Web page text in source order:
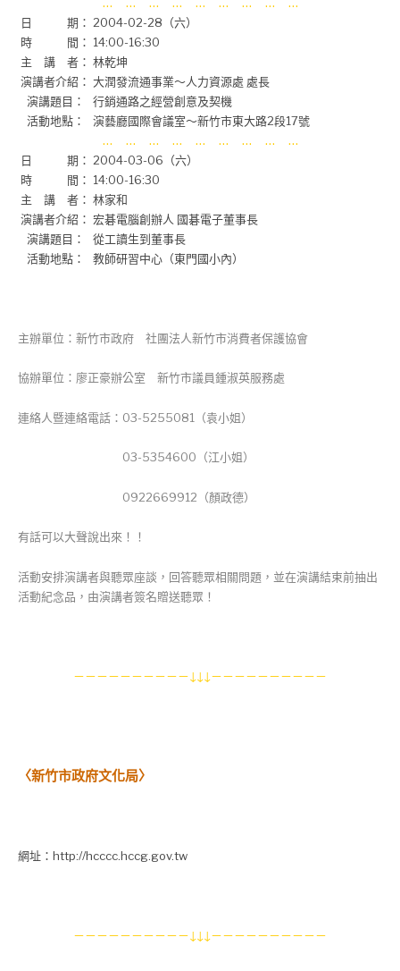
日 期： 2004-02-28（六）
時 間： 14:00-16:30
主 講 者： 林乾坤
演講者介紹： 大潤發流通事業～人力資源處 處長
演講題目：
行銷通路之經營創意及契機
活動地點：
演藝廳國際會議室～新竹市東大路2段17號
… … … … … … … … …
日 期： 2004-03-06（六）
時 間： 14:00-16:30
主 講 者： 林家和
演講者介紹： 宏碁電腦創辦人 國碁電子董事長
演講題目：
從工讀生到董事長
活動地點：
教師研習中心（東門國小內）
主辦單位：新竹市政府 社團法人新竹市消費者保護協會
協辦單位：廖正豪辦公室 新竹市議員鍾淑英服務處
連絡人暨連絡電話：03-5255081（袁小姐）
03-5354600（江小姐）
0922669912（顏政德）
有話可以大聲說出來！！
活動安排演講者與聽眾座談，回答聽眾相關問題，並在演講結束前抽出
活動紀念品，由演講者簽名贈送聽眾！
－－－－－－－－－－↓↓↓－－－－－－－－－－
〈新竹市政府文化局〉
網址 ：http://hcccc.hccg.gov.tw
－－－－－－－－－－↓↓↓－－－－－－－－－－